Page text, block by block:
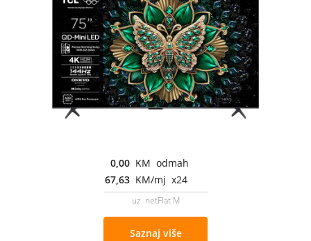
0,00 KM odmah
67,63 KM/mj x24
uz netFlat M
Saznaj više